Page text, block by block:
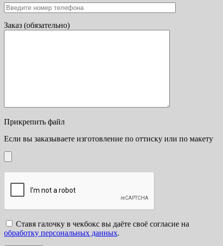
Заказ (обязательно)
Прикрепить файл
Если вы заказываете изготовление по оттиску или по макету
Ставя галочку в чекбокс вы даёте своё согласие на
обработку персональных данных.